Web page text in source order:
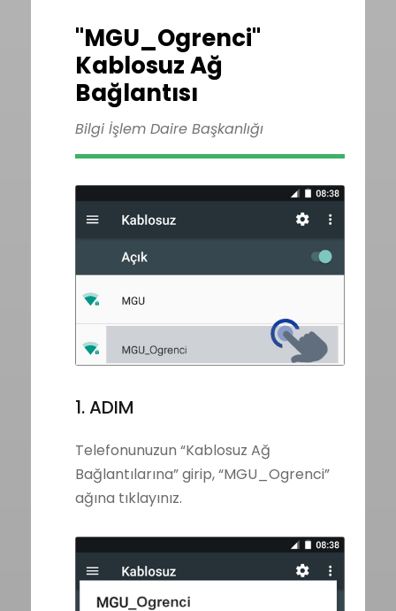
"MGU_Ogrenci"
Kablosuz Ağ
Bağlantısı
Bilgi İşlem Daire Başkanlığı
1. ADIM
Telefonunuzun “Kablosuz Ağ
Bağlantılarına” girip, “MGU_Ogrenci”
ağına tıklayınız.